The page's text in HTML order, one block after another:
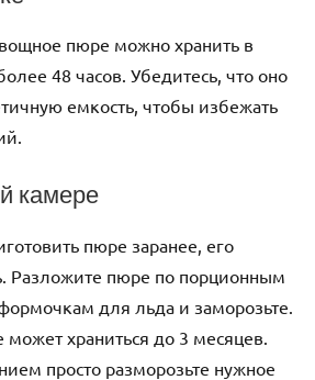
пюре можно хранить в
48 часов. Убедитесь, что оно
емкость, чтобы избежать
камере
пюре заранее, его
Разложите пюре по порционным
для льда и заморозьте.
храниться до 3 месяцев.
просто разморозьте нужное